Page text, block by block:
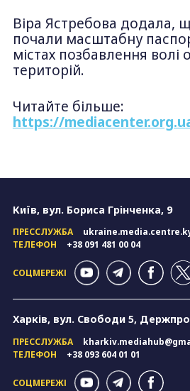
Віра Ястребова додала,
почали масштабну
містах позбавлення волі
територій.
Читайте більше:
https://
Київ, вул. Бориса Грінченка, 9
ПРЕССЛУЖБА
ТЕЛЕФОН
+38 091 481 00 04
СОЦМЕРЕЖІ
Харків, вул. Свободи 5,
ПРЕССЛУЖБА
ТЕЛЕФОН
+38 093 604 01 01
СОЦМЕРЕЖІ